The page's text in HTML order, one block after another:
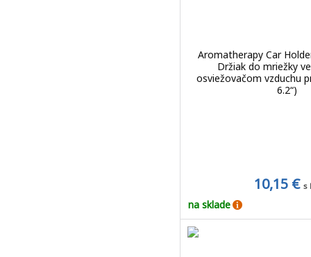
Aromatherapy Car
Držiak do mriežky
osviežovačom vzduchu
6.2“)
10,15 € s
na sklade